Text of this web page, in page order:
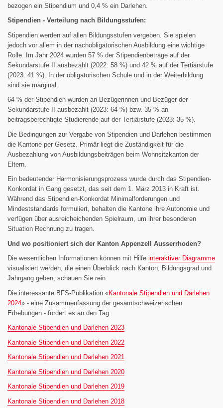
bezogen ein Stipendium und 0,4 % ein Darlehen.
Stipendien - Verteilung nach Bildungsstufen:
Stipendien werden auf allen Bildungsstufen vergeben. Sie spielen
jedoch vor allem in der nachobligatorischen Ausbildung eine wichtige
Rolle. Im Jahr 2024 wurden 57 % der Stipendienbeträge auf der
Sekundarstufe II ausbezahlt (2022: 58 %) und 42 % auf der Tertiärstufe
(2023: 41 %). In der obligatorischen Schule und in der Weiterbildung
sind sie marginal.
64 % der Stipendien wurden an Bezügerinnen und Bezüger der
Sekundarstufe II ausbezahlt (2023: 64 %) bzw. 35 % an
beitragsberechtigte Studierende auf der Tertiärstufe (2023: 35 %).
Die Bedingungen zur Vergabe von Stipendien und Darlehen bestimmen
die Kantone per Gesetz. Primär liegt die Zuständigkeit für die
Ausbezahlung von Ausbildungsbeiträgen beim Wohnsitzkanton der
Eltern.
Ein bedeutender Harmonisierungsprozess wurde durch das Stipendien-
Konkordat in Gang gesetzt, das seit dem 1. März 2013 in Kraft ist.
Während das Stipendien-Konkordat Minimalforderungen und
Mindeststandards formuliert, behalten die Kantone ihre Autonomie und
verfügen über ausreicheichenden Spielraum, um ihrer besonderen
Situation Rechnung zu tragen.
Und wo positioniert sich der Kanton Appenzell Ausserrhoden?
Die wesentlichen Informationen können mit Hilfe interaktiver Diagramme
visualisiert werden, die einen Überblick nach Kanton, Bildungsgrad und
Jahrgang geben; schauen Sie rein.
Die interessante BFS-Publikation «Kantonale Stipendien und Darlehen
2024» - eine Zusammenfassung der gesamtschweizerischen
Erhebungen - fördert es an den Tag.
Kantonale Stipendien und Darlehen 2023
Kantonale Stipendien und Darlehen 2022
Kantonale Stipendien und Darlehen 2021
Kantonale Stipendien und Darlehen 2020
Kantonale Stipendien und Darlehen 2019
Kantonale Stipendien und Darlehen 2018